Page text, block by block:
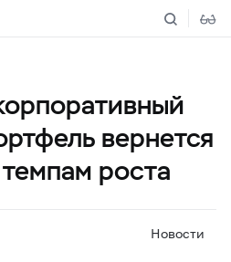
вернется
роста
Новости